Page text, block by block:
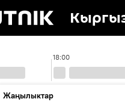
18:00
Жаңылыктар